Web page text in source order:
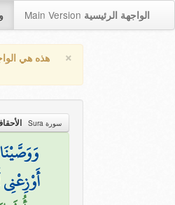
Main Version الواجهة الرئيسية
× هذه هي
سورة Sura